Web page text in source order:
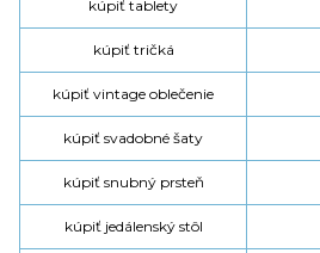
kúpiť tablety
kúpiť tričká
kúpiť vintage oblečenie
kúpiť svadobné šaty
kúpiť snubný prsteň
kúpiť jedálenský stôl